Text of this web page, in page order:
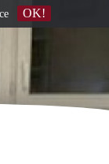
OK!